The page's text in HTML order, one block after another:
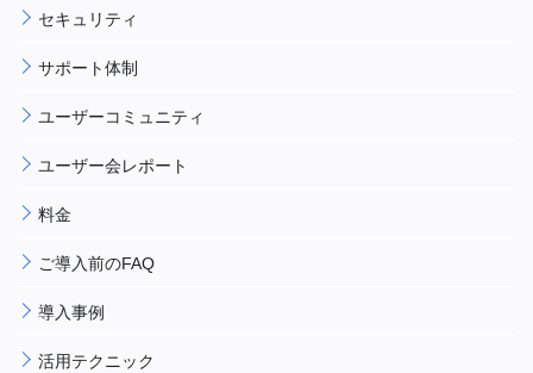
セキュリティ
サポート体制
ユーザーコミュニティ
ユーザー会レポート
料金
ご導入前のFAQ
導入事例
活用テクニック